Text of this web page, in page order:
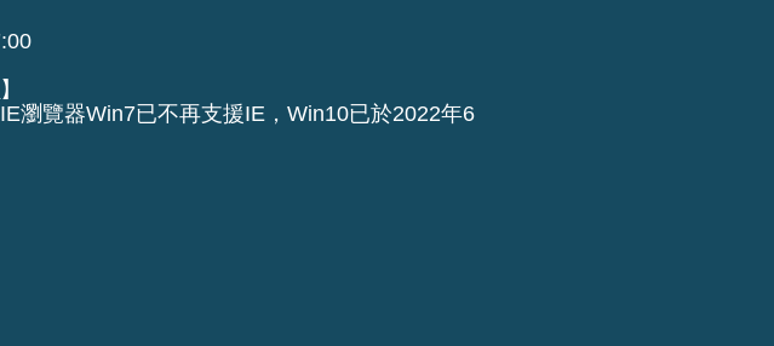
】
瀏覽器Win7已不再支援IE，Win10已於2022年6